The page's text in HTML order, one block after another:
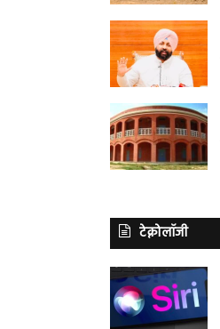
टेक्नोलॉजी